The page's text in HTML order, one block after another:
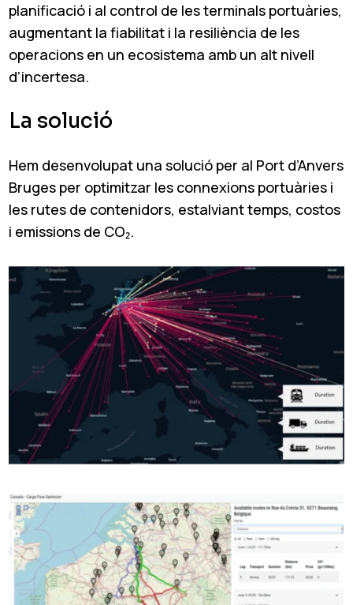
planificació i al control de les terminals portuàries,
augmentant la fiabilitat i la resiliència de les
operacions en un ecosistema amb un alt nivell
d’incertesa.
La solució
Hem desenvolupat una solució per al Port d’Anvers
Bruges per optimitzar les connexions portuàries i
les rutes de contenidors, estalviant temps, costos
i emissions de CO₂.